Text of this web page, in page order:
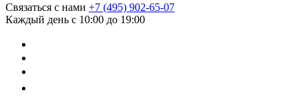
Связаться с нами +7 (495) 902-65-07
Каждый день с 10:00 до 19:00